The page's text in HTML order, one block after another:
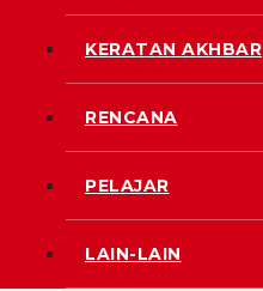
KERATAN AKHBAR
RENCANA
PELAJAR
LAIN-LAIN